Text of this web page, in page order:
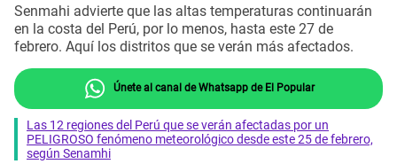
Senmahi advierte que las altas temperaturas continuarán
en la costa del Perú, por lo menos, hasta este 27 de
febrero. Aquí los distritos que se verán más afectados.
Únete al canal de Whatsapp de El Popular
Las 12 regiones del Perú que se verán afectadas por un
PELIGROSO fenómeno meteorológico desde este 25 de febrero,
según Senamhi